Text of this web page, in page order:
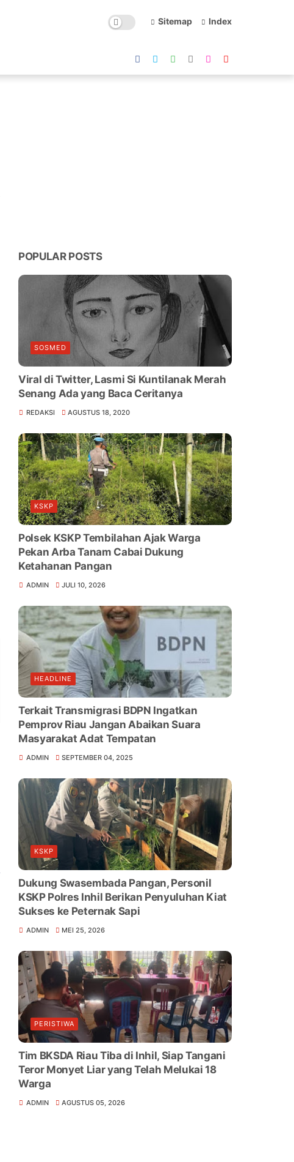
Sitemap Index
POPULAR POSTS
SOSMED
Viral di Twitter, Lasmi Si Kuntilanak Merah
Senang Ada yang Baca Ceritanya
REDAKSI AGUSTUS 18, 2020
KSKP
Polsek KSKP Tembilahan Ajak Warga
Pekan Arba Tanam Cabai Dukung
Ketahanan Pangan
ADMIN JULI 10, 2026
HEADLINE
Terkait Transmigrasi BDPN Ingatkan
Pemprov Riau Jangan Abaikan Suara
Masyarakat Adat Tempatan
ADMIN SEPTEMBER 04, 2025
KSKP
Dukung Swasembada Pangan, Personil
KSKP Polres Inhil Berikan Penyuluhan Kiat
Sukses ke Peternak Sapi
ADMIN MEI 25, 2026
PERISTIWA
Tim BKSDA Riau Tiba di Inhil, Siap Tangani
Teror Monyet Liar yang Telah Melukai 18
Warga
ADMIN AGUSTUS 05, 2026